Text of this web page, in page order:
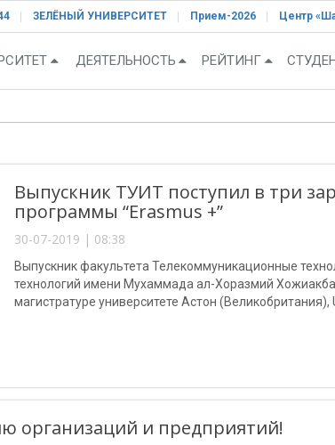
ЗЕЛЁНЫЙ УНИВЕРСИТЕТ Прием-2026 Центр
ДЕЯТЕЛЬНОСТЬ РЕЙТИНГ
Выпускник ТУИТ поступил в три
программы “Erasmus +”
30-07-2019 | 08:38
Выпускник факультета Телекоммуникационные
технологий имени Мухаммада ал-Хоразмий
магистратуре университете Астон
организаций и предприятий!